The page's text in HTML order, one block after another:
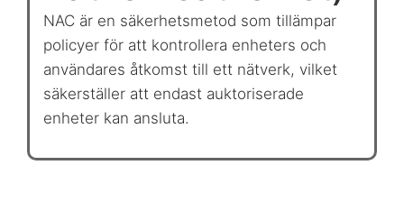
NAC är en säkerhetsmetod som tillämpar
policyer för att kontrollera enheters och
användares åtkomst till ett nätverk, vilket
säkerställer att endast auktoriserade
enheter kan ansluta.